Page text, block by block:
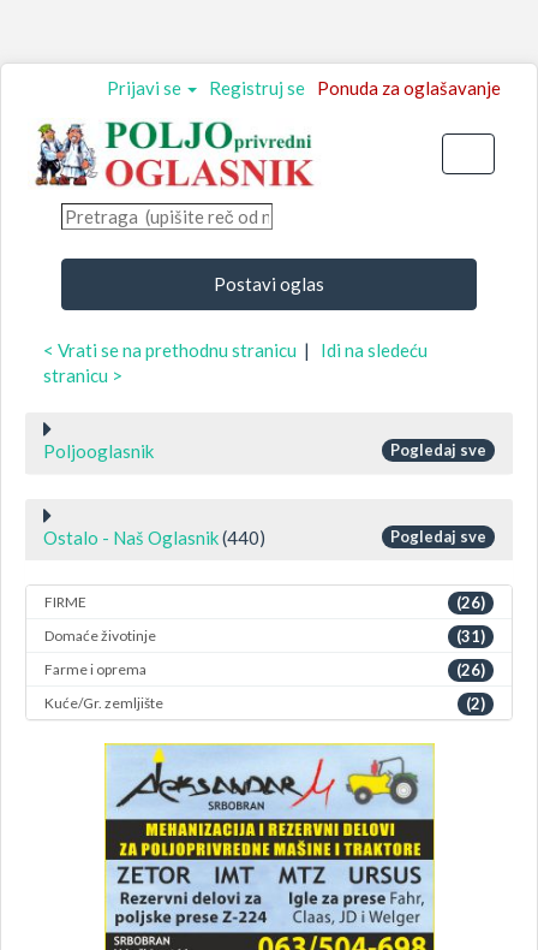
Ponuda za oglašavanje
Registruj se
Prijavi se
Postavi oglas
< Vrati se na prethodnu stranicu | Idi na sledeću
stranicu >
Poljooglasnik Pogledaj sve
Ostalo - Naš Oglasnik(440) Pogledaj sve
FIRME (26)
Domaće životinje (31)
Farme i oprema (26)
Kuće/Gr. zemljište (2)